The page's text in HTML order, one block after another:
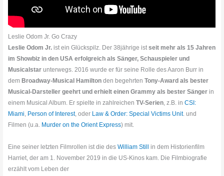
Leslie Odom Jr. Go Crazy
Leslie Odom Jr. ist ein Glückspilz. Der 38jährige istseit mehr als 15 Jahren
im Showbiz in den USA erfolgreich als Sänger, Schauspieler und
Musicalstar unterwegs. 2016 wurde er für seine Rolle des Aaron Burr in
dem Broadway-Musical Hamiltonden begehrten Tony-Award als bester
Musical-Darsteller geehrt und erhielt einen Grammy als bester Sängerin
einem Musical Album. Er spielte in zahlreichenTV-Serien, z.B. inCSI:
Miami, Person of Interest, oder Law & Order: Special Victims Unit. und
Filmen (u.a. Murder on the Orient Express) mit.
Eine seiner letzten Filmrollen ist die desWilliam Still
in dem Historienfilm
Harriet, der am 1. November 2019 in die US-Kinos kam. Die Filmbiografie
erzählt vom Leben der